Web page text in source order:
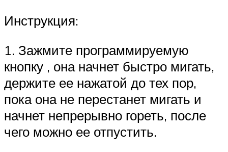
Инструкция:
1. Зажмите программируемую
кнопку , она начнет быстро мигать,
держите ее нажатой до тех пор,
пока она не перестанет мигать и
начнет непрерывно гореть, после
чего можно ее отпустить.